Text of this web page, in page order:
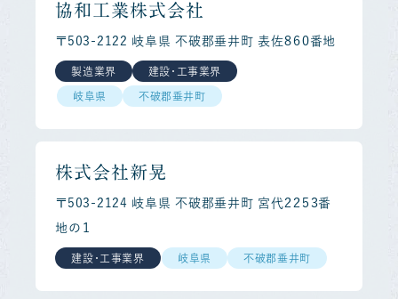
協和工業株式会社
〒503-2122 岐阜県 不破郡垂井町 表佐８６０番地
製造業界 建設・工事業界
岐阜県 不破郡垂井町
株式会社新晃
〒503-2124 岐阜県 不破郡垂井町 宮代２２５３番
地の１
建設・工事業界 岐阜県 不破郡垂井町